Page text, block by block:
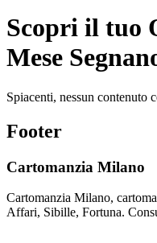
Scopri il tuo
Mese
Spiacenti, nessun contenuto
Footer
Cartomanzia Milano
Cartomanzia Milano,
Affari, Sibille, Fortuna.